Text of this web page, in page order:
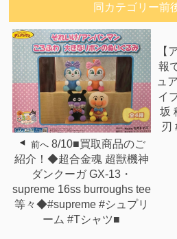
同カテゴリー前
前へ 8/10■買取商品のご
紹介！◆超合金魂 超獣機神
ダンクーガ GX-13・
supreme 16ss burroughs tee
等々◆#supreme #シュプリ
ーム #Tシャツ■
【
報
ュ
イ
坂
刃